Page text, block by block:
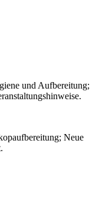
und Aufbereitung;
Neue